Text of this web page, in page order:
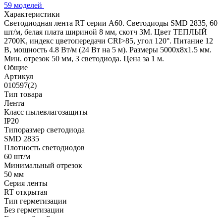
59 моделей
Характеристики
Светодиодная лента RT серии A60. Светодиоды SMD 2835, 60
шт/м, белая плата шириной 8 мм, скотч 3M. Цвет ТЕПЛЫЙ
2700K, индекс цветопередачи CRI>85, угол 120°. Питание 12
В, мощность 4.8 Вт/м (24 Вт на 5 м). Размеры 5000x8x1.5 мм.
Мин. отрезок 50 мм, 3 светодиода. Цена за 1 м.
Общие
Артикул
010597(2)
Тип товара
Лента
Класс пылевлагозащиты
IP20
Типоразмер светодиода
SMD 2835
Плотность светодиодов
60 шт/м
Минимальный отрезок
50 мм
Серия ленты
RT открытая
Тип герметизации
Без герметизации